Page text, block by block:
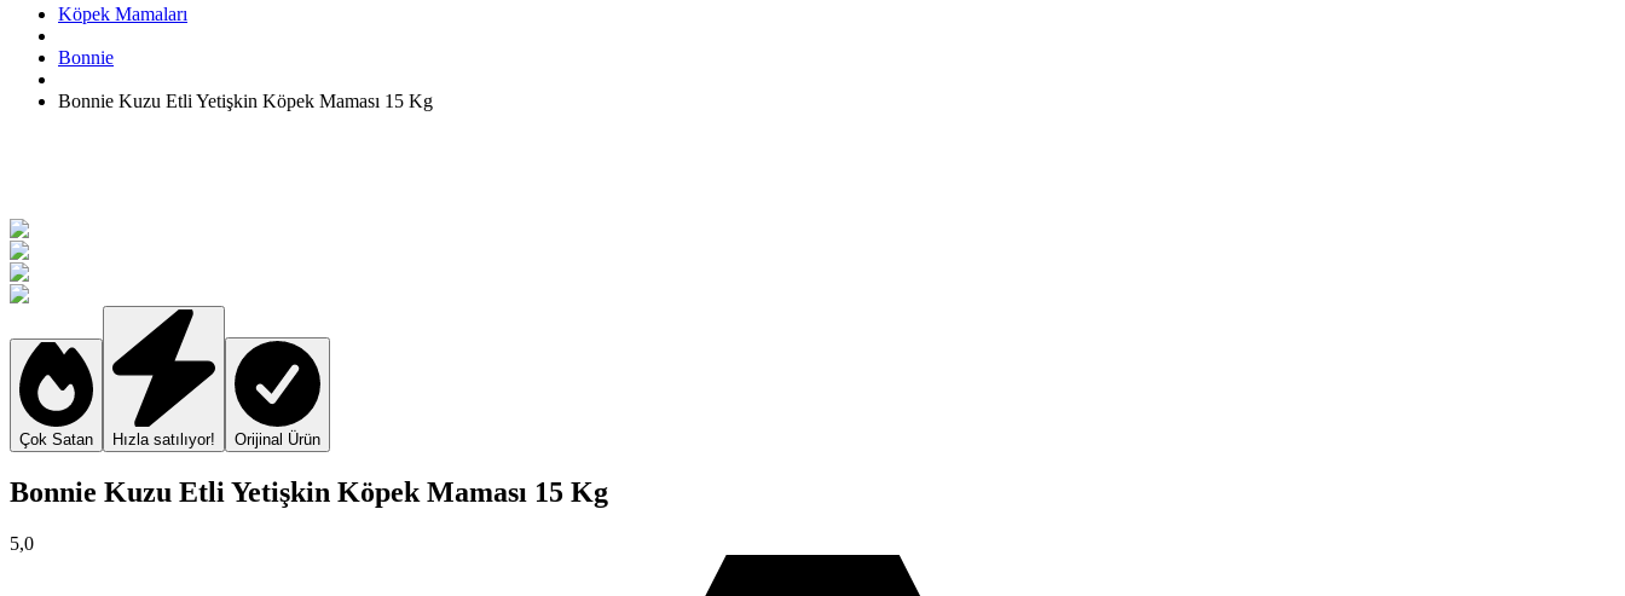
Köpek Mamaları
Bonnie
Bonnie Kuzu Etli Yetişkin Köpek Maması 15 Kg
Çok Satan Hızla satılıyor! Orijinal Ürün
Bonnie Kuzu Etli Yetişkin Köpek Maması 15 Kg
5,0